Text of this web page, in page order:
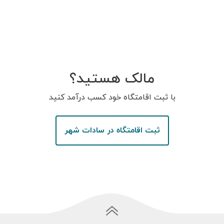
مالک هستید؟
با ثبت اقامتگاه خود کسب درآمد کنید
ثبت اقامتگاه در سادات شهر